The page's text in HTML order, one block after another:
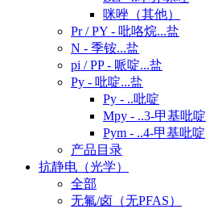
咪唑（其他）
Pr / PY - 吡咯烷...盐
N - 季铵...盐
pi / PP - 哌啶...盐
Py - 吡啶...盐
Py - ..吡啶
Mpy - ..3-甲基吡啶
Pym - ..4-甲基吡啶
产品目录
抗静电（光学）
全部
无氟/卤（无PFAS）